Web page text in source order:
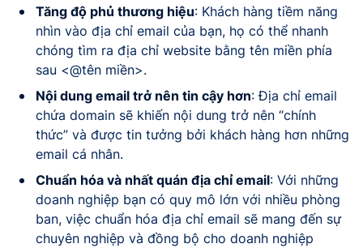
Tăng độ phủ thương hiệu: Khách hàng tiềm năng
nhìn vào địa chỉ email của bạn, họ có thể nhanh
chóng tìm ra địa chỉ website bằng tên miền phía
sau <@tên miền>.
Nội dung email trở nên tin cậy hơn: Địa chỉ email
chứa domain sẽ khiến nội dung trở nên “chính
thức” và được tin tưởng bởi khách hàng hơn những
email cá nhân.
Chuẩn hóa và nhất quán địa chỉ email: Với những
doanh nghiệp bạn có quy mô lớn với nhiều phòng
ban, việc chuẩn hóa địa chỉ email sẽ mang đến sự
chuyên nghiệp và đồng bộ cho doanh nghiệp